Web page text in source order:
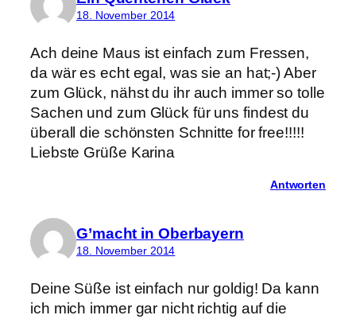
18. November 2014
Ach deine Maus ist einfach zum Fressen,
da wär es echt egal, was sie an hat;-) Aber
zum Glück, nähst du ihr auch immer so tolle
Sachen und zum Glück für uns findest du
überall die schönsten Schnitte for free!!!!!
Liebste Grüße Karina
Antworten
G’macht in Oberbayern
18. November 2014
Deine Süße ist einfach nur goldig! Da kann
ich mich immer gar nicht richtig auf die